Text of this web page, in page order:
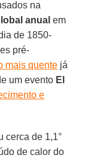
​​na
anual em
de 1850-
pré-
mais quente já
um evento El
e
cerca de 1,1°
de calor do